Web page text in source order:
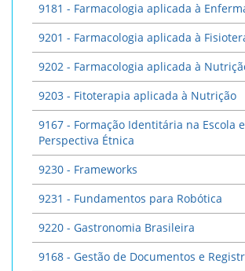
9181 - Farmacologia aplicada à
9201 - Farmacologia aplicada à
9202 - Farmacologia aplicada à
9203 - Fitoterapia aplicada à Nutrição
9167 - Formação Identitária na Escola
Perspectiva Étnica
9230 - Frameworks
9231 - Fundamentos para Robótica
9220 - Gastronomia Brasileira
9168 - Gestão de Documentos e